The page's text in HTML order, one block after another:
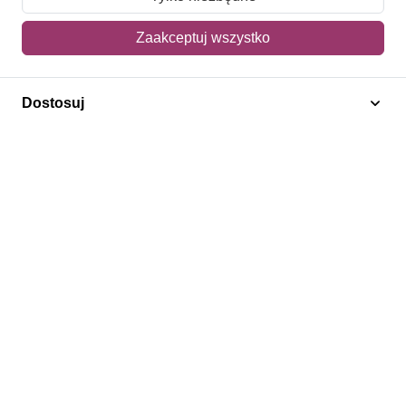
Mój koszyk
Adres dostawy
Polecamy
Zaakceptuj wszystko
Dostosuj